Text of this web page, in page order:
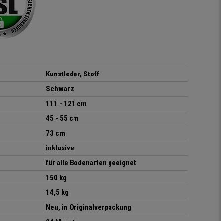
elastisches Gewebe passt
sich der
Körperbewegung an.
Klare Kaufempfehlung!
Kunstleder, Stoff
Schwarz
111 - 121 cm
45 - 55 cm
73 cm
inklusive
für alle Bodenarten geeignet
150 kg
14,5 kg
Neu, in Originalverpackung